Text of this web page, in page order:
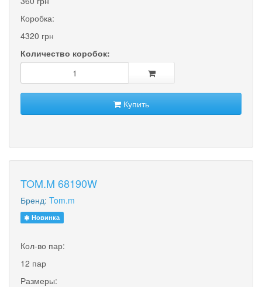
Коробка:
4320 грн
Количество коробок:
Купить
TOM.M 68190W
Бренд: Tom.m
Новинка
Кол-во пар:
12 пар
Размеры: